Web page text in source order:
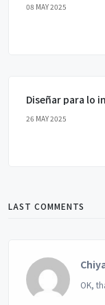
08 MAY 2025
Diseñar para lo
26 MAY 2025
LAST COMMENTS
OK,